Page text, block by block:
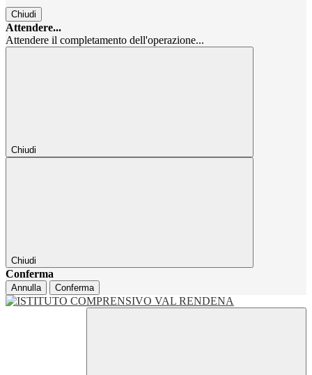
Chiudi
Attendere...
Attendere il completamento dell'operazione...
Chiudi
Chiudi
Conferma
Annulla Conferma